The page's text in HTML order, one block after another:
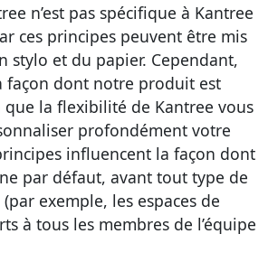
n’est pas spécifique à Kantree
ces principes peuvent être mis
stylo et du papier. Cependant,
façon dont notre produit est
la flexibilité de Kantree vous
profondément votre
influencent la façon dont
par défaut, avant tout type de
exemple, les espaces de
à tous les membres de l’équipe